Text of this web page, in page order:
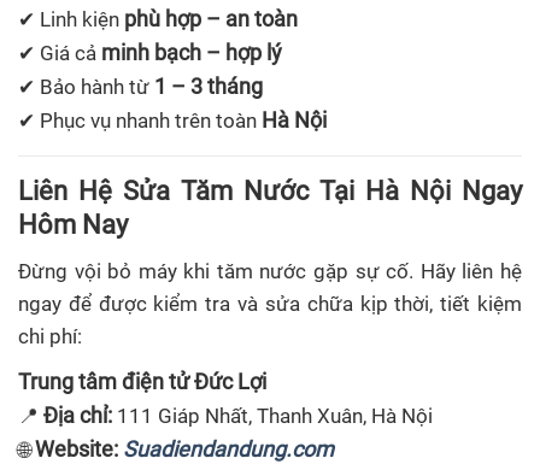
✔ Linh kiện phù hợp – an toàn
✔ Giá cả minh bạch – hợp lý
✔ Bảo hành từ 1 – 3 tháng
✔ Phục vụ nhanh trên toàn Hà Nội
Liên Hệ Sửa Tăm Nước Tại Hà Nội Ngay
Hôm Nay
Đừng vội bỏ máy khi tăm nước gặp sự cố. Hãy liên hệ
ngay để được kiểm tra và sửa chữa kịp thời, tiết kiệm
chi phí:
Trung tâm điện tử Đức Lợi
📍 Địa chỉ: 111 Giáp Nhất, Thanh Xuân, Hà Nội
🌐Website: Suadiendandung.com